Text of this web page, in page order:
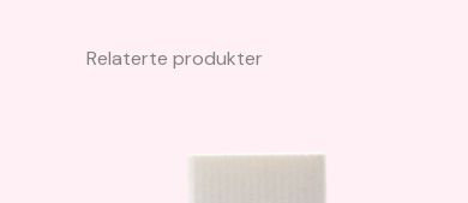
Relaterte produkter